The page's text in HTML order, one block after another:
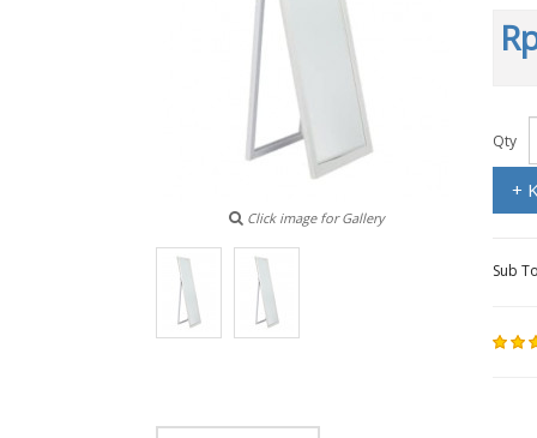
Click image for Gallery
Qty
+
Sub